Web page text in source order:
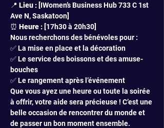
📍 Lieu : [IWomen’s Business Hub 733 C 1st
Ave N, Saskatoon]
⏰ Heure : [17h30 à 20h30]
Nous recherchons des bénévoles pour :
✅ La mise en place et la décoration
✅ Le service des boissons et des amuse-
bouches
✅ Le rangement après l’événement
Que vous ayez une heure ou toute la soirée
à offrir, votre aide sera précieuse ! C’est une
belle occasion de rencontrer du monde et
de passer un bon moment ensemble.